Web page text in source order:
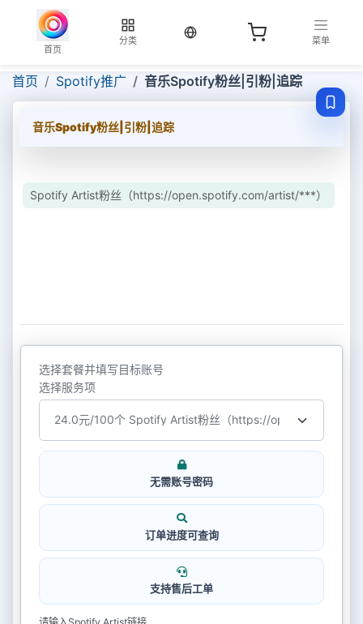
首页
分类
当前语言：中文
菜单
首页 Spotify推广 音乐Spotify粉丝|引粉|追踪
音乐Spotify粉丝|引粉|追踪
Spotify Artist粉丝（https://open.spotify.com/artist/***）
选择套餐并填写目标账号
选择服务项
无需账号密码
订单进度可查询
支持售后工单